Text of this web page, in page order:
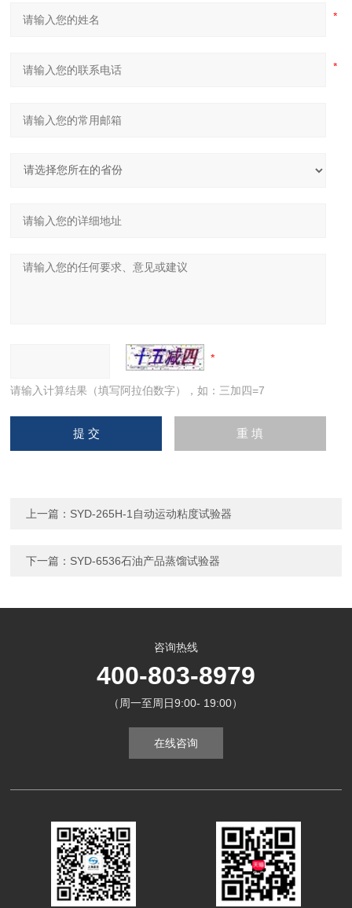
请输入计算结果（填写阿拉伯数字），如：三加四=7
上一篇： SYD-265H-1自动运动粘度试验器
下一篇： SYD-6536石油产品蒸馏试验器
咨询热线
400-803-8979
（周一至周日9:00- 19:00）
在线咨询